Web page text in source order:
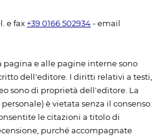
e fax +39 0166 502934 - email
e alle pagine interne sono
dell'editore. I diritti relativi a testi,
sono di proprietà dell'editore. La
è vietata senza il consenso
le citazioni a titolo di
purché accompagnate